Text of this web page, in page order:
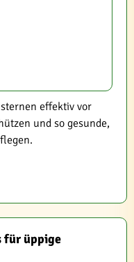
effektiv vor
und so gesunde,
für üppige